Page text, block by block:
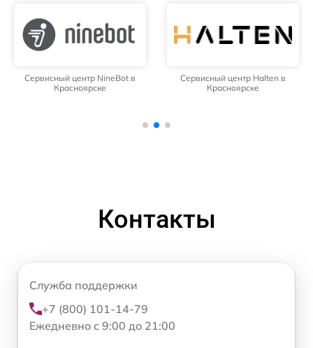
Сервисный центр NineBot в
Красноярске
Сервисный центр Halten в
Красноярске
Контакты
Служба поддержки
+7 (800) 101-14-79
Ежедневно с 9:00 до 21:00